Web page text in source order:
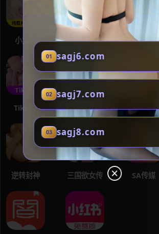
小黄片 海角社区 红莲社区
TikTok 女神转生 次元对决
逆转封神 三国欲女传 SA传媒
01 sagj6.com
02 sagj7.com
03 sagj8.com